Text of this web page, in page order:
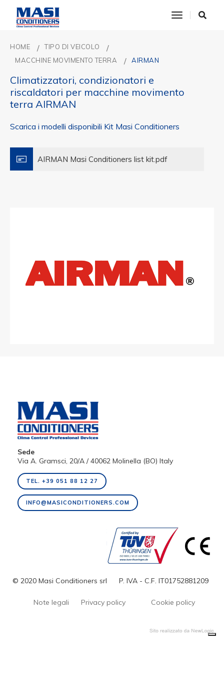
toggle
HOME
TIPO DI VEICOLO
MACCHINE MOVIMENTO TERRA
AIRMAN
Climatizzatori, condizionatori e
riscaldatori per macchine movimento
terra AIRMAN
Scarica i modelli disponibili Kit Masi Conditioners
AIRMAN Masi Conditioners list kit.pdf
Sede
Via A. Gramsci, 20/A / 40062 Molinella (BO) Italy
TEL. +39 051 88 12 27
INFO@MASICONDITIONERS.COM
© 2020 Masi Conditioners srl P. IVA - C.F. IT01752881209
Note legali Privacy policy Cookie policy